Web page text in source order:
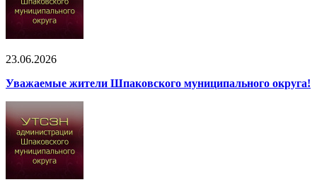
23.06.2026
Уважаемые жители Шпаковского муниципального округа!